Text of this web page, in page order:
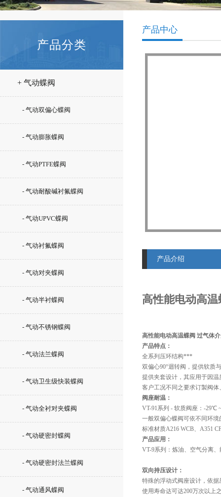
产品分类
+ 气动蝶阀
- 气动双偏心蝶阀
- 气动膨胀蝶阀
- 气动PTFE蝶阀
- 气动耐酸碱衬氟蝶阀
- 气动UPVC蝶阀
- 气动衬氟蝶阀
- 气动对夹蝶阀
- 气动半衬蝶阀
- 气动不锈钢蝶阀
- 气动法兰蝶阀
- 气动卫生级快装蝶阀
- 气动全衬对夹蝶阀
- 气动硬密封蝶阀
- 气动硬密封法兰蝶阀
- 气动通风蝶阀
产品中心
产品介绍
高性能电动高
高性能电动高温蝶阀 过气体
产品特点：
全系列压环结构***
双偏心90°迴转阀，提供软质
提供夹套设计，其应用于因
客户工况不同之要求订製阀
阀座耐温：
VT-91系列 - 软质阀座：-29℃
一般双偏心蝶阀可依不同环
标准材质A216 WCB、A351
产品应用：
VT-9系列：炼油、空气分离
双向持压设计：
特殊的浮动式阀座设计，依
使用寿命达可达200万次以上